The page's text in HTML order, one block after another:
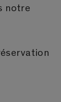
notre